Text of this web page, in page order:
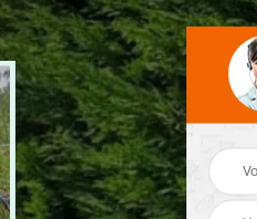
Abattage d'arbres 71
Saône-et-Loire